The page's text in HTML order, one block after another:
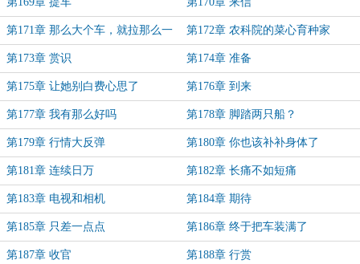
第171章 那么大个车，就拉那么一
丁点菜
第172章 农科院的菜心育种家
第173章 赏识 第174章 准备
第175章 让她别白费心思了 第176章 到来
第177章 我有那么好吗 第178章 脚踏两只船？
第179章 行情大反弹 第180章 你也该补补身体了
第181章 连续日万 第182章 长痛不如短痛
第183章 电视和相机 第184章 期待
第185章 只差一点点 第186章 终于把车装满了
第187章 收官 第188章 行赏